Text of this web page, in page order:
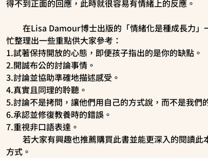
得不到正面的回應，此時就很容易有情緒上的反應。
在Lisa Damour博士出版的「情緒化是種成長力」
忙整理出一些重點供大家參考：
1.試著保持開放的心態，即便孩子指出的是你的缺點。
2.開誠布公的討論事情。
3.討論並協助準確地描述感受。
4.真實且同理的聆聽。
5.討論不是拷問，讓他們用自己的方式說，而不是我們
6.承認並修復教養時的錯誤。
7.重視非口語表達。
若大家有興趣也推薦購買此書並能更深入的閱讀此
方式。